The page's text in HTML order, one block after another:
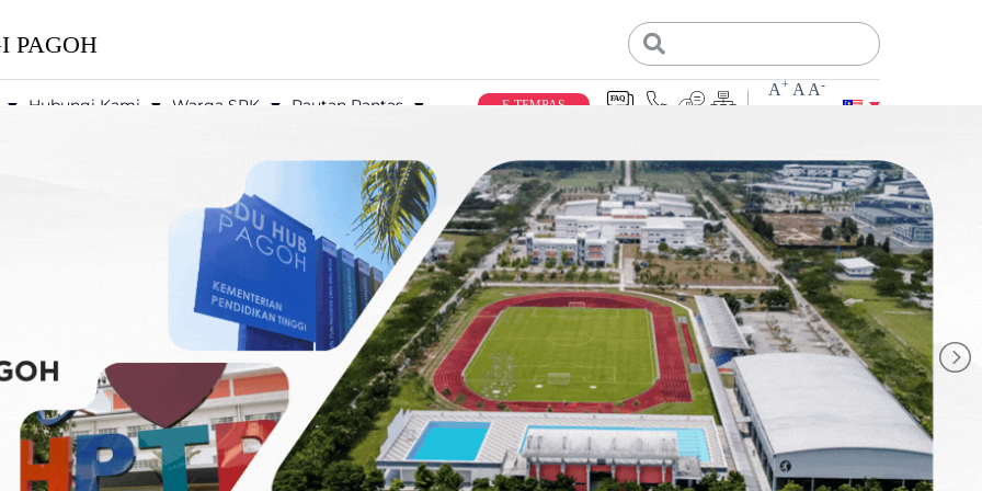
PAGOH
Hubungi Kami Warga SPK Pautan Pantas E-TEMPAS
A+ A A-